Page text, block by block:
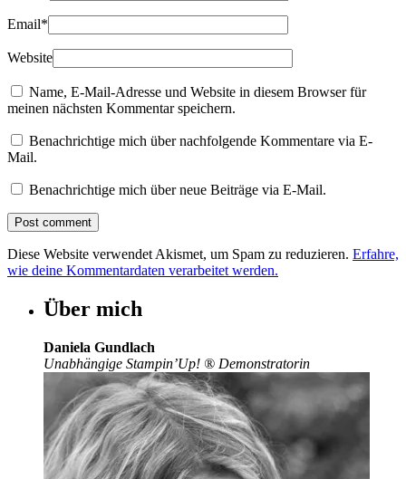
Email*
Website
Name, E-Mail-Adresse und Website in diesem Browser für
meinen nächsten Kommentar speichern.
Benachrichtige mich über nachfolgende Kommentare via E-
Mail.
Benachrichtige mich über neue Beiträge via E-Mail.
Diese Website verwendet Akismet, um Spam zu reduzieren. Erfahre,
wie deine Kommentardaten verarbeitet werden.
Über mich
Daniela Gundlach
Unabhängige Stampin’Up! ® Demonstratorin